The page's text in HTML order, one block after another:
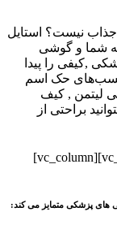
نیست؟ استایل
شما و گوشی
,کیفی را پیدا
حک اسم
لیتمن , کیف
براحتی از
[/vc_column_text][/vc_column][/vc_row][vc_row][vc_column]